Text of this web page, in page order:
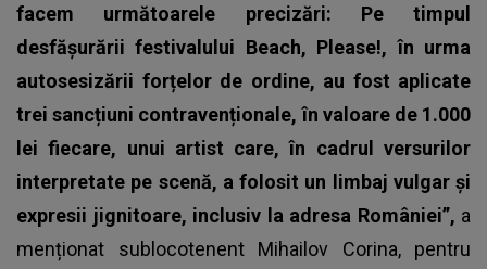
facem următoarele precizări: Pe timpul
desfășurării festivalului Beach, Please!, în urma
autosesizării forțelor de ordine, au fost aplicate
trei sancțiuni contravenționale, în valoare de 1.000
lei fiecare, unui artist care, în cadrul versurilor
interpretate pe scenă, a folosit un limbaj vulgar și
expresii jignitoare, inclusiv la adresa României”, a
menționat sublocotenent Mihailov Corina, pentru